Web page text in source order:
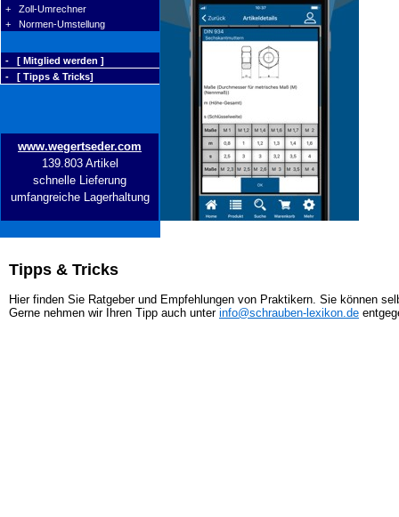
+ Zoll-Umrechner
+ Normen-Umstellung
- [ Mitglied werden ]
- [ Tipps & Tricks]
www.wegertseder.com
139.803 Artikel
schnelle Lieferung
umfangreiche Lagerhaltung
Tipps & Tricks
Hier finden Sie Ratgeber und Empfehlungen von Praktikern. Sie können
Gerne nehmen wir Ihren Tipp auch unter info@schrauben-lexikon.de